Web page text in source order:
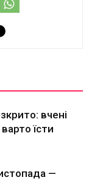
вчені
їсти
—